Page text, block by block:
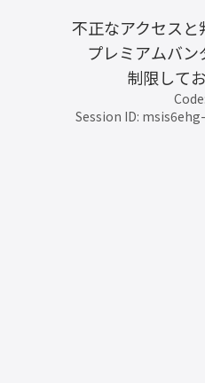
不正なアクセスと
プレミアムバ
制限して
Session ID: